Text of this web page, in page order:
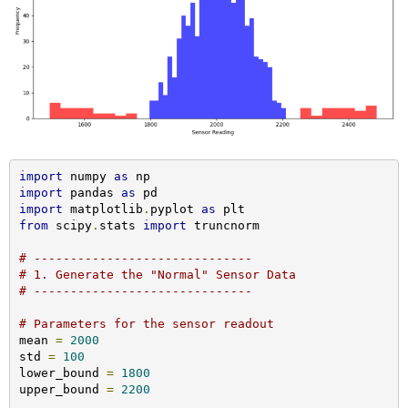
import numpy as
import pandas as
import matplotlib . pyplot as
from scipy. stats import truncnorm
# ------------------------------
# 1. Generate the "Normal" Sensor Data
# ------------------------------
# Parameters for the sensor readout
mean =
2000
std =
100
lower_bound =
1800
upper_bound = 2200